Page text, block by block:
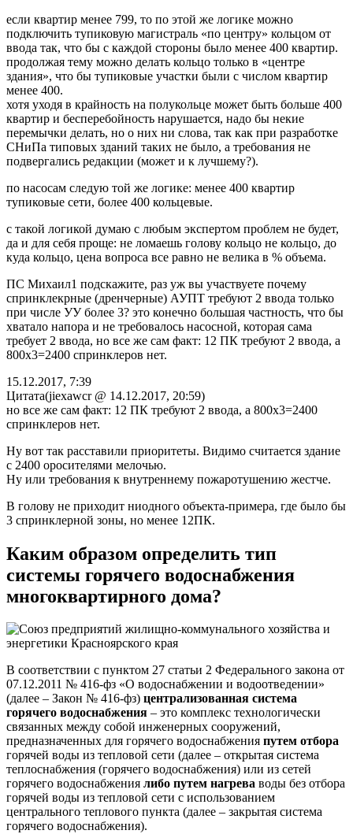
если квартир менее 799, то по этой же логике можно
подключить тупиковую магистраль «по центру» кольцом от
ввода так, что бы с каждой стороны было менее 400 квартир.
продолжая тему можно делать кольцо только в «центре
здания», что бы тупиковые участки были с числом квартир
менее 400.
хотя уходя в крайность на полукольце может быть больше 400
квартир и бесперебойность нарушается, надо бы некие
перемычки делать, но о них ни слова, так как при разработке
СНиПа типовых зданий таких не было, а требования не
подвергались редакции (может и к лучшему?).
по насосам следую той же логике: менее 400 квартир
тупиковые сети, более 400 кольцевые.
с такой логикой думаю с любым экспертом проблем не будет,
да и для себя проще: не ломаешь голову кольцо не кольцо, до
куда кольцо, цена вопроса все равно не велика в % объема.
ПС Михаил1 подскажите, раз уж вы участвуете почему
спринклекрные (дренчерные) АУПТ требуют 2 ввода только
при числе УУ более 3? это конечно большая частность, что бы
хватало напора и не требовалось насосной, которая сама
требует 2 ввода, но все же сам факт: 12 ПК требуют 2 ввода, а
800х3=2400 спринклеров нет.
15.12.2017, 7:39
Цитата(jiexawcr @ 14.12.2017, 20:59)
но все же сам факт: 12 ПК требуют 2 ввода, а 800х3=2400
спринклеров нет.
Ну вот так расставили приоритеты. Видимо считается здание
с 2400 оросителями мелочью.
Ну или требования к внутреннему пожаротушению жестче.
В голову не приходит ниодного объекта-примера, где было бы
3 спринклерной зоны, но менее 12ПК.
Каким образом определить тип
системы горячего водоснабжения
многоквартирного дома?
В соответствии с пунктом 27 статьи 2 Федерального закона от
07.12.2011 № 416-фз «О водоснабжении и водоотведении»
(далее – Закон № 416-фз) централизованная система
горячего водоснабжения – это комплекс технологически
связанных между собой инженерных сооружений,
предназначенных для горячего водоснабжения путем отбора
горячей воды из тепловой сети (далее – открытая система
теплоснабжения (горячего водоснабжения) или из сетей
горячего водоснабжения либо путем нагрева воды без отбора
горячей воды из тепловой сети с использованием
центрального теплового пункта (далее – закрытая система
горячего водоснабжения).